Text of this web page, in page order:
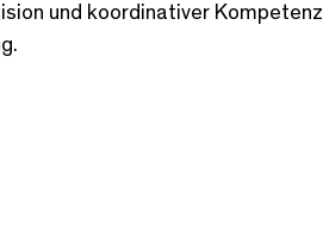
und koordinativer Kompetenz